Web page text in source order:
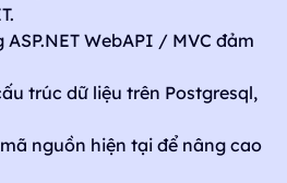
WebAPI / MVC đảm
trúc dữ liệu trên Postgresql,
nguồn hiện tại để nâng cao